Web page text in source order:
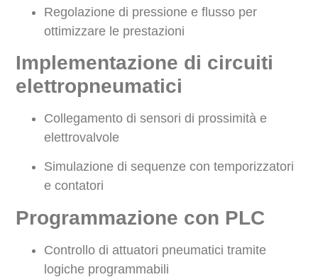
Regolazione di pressione e flusso per
ottimizzare le prestazioni
Implementazione di circuiti
elettropneumatici
Collegamento di sensori di prossimità e
elettrovalvole
Simulazione di sequenze con temporizzatori
e contatori
Programmazione con PLC
Controllo di attuatori pneumatici tramite
logiche programmabili